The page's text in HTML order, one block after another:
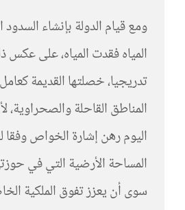
ومع قيام الدولة بإنشاء السدود
المياه فقدت المياه، على عكس
تدريجيا، خصلتها القديمة
المناطق القاحلة والصحراوية،
اليوم رهن إشارة الخواص
المساحة الأرضية التي في
سوى أن يعزز تفوق الملكية